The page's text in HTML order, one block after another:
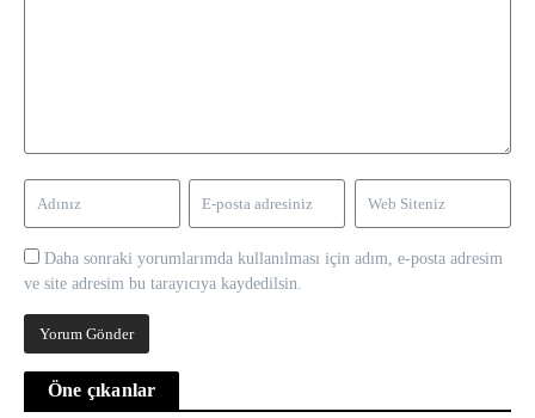
Daha sonraki yorumlarımda kullanılması için adım, e-posta adresim
ve site adresim bu tarayıcıya kaydedilsin.
Öne çıkanlar